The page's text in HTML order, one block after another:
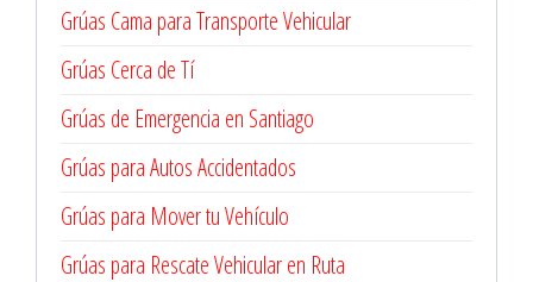
Grúas Cama para Transporte Vehicular
Grúas Cerca de Tí
Grúas de Emergencia en Santiago
Grúas para Autos Accidentados
Grúas para Mover tu Vehículo
Grúas para Rescate Vehicular en Ruta